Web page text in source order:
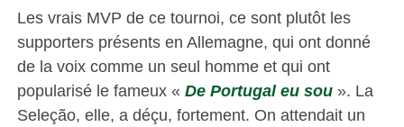
Les vrais MVP de ce tournoi, ce sont plutôt les
supporters présents en Allemagne, qui ont donné
de la voix comme un seul homme et qui ont
popularisé le fameux « De Portugal eu sou ». La
Seleção, elle, a déçu, fortement. On attendait un